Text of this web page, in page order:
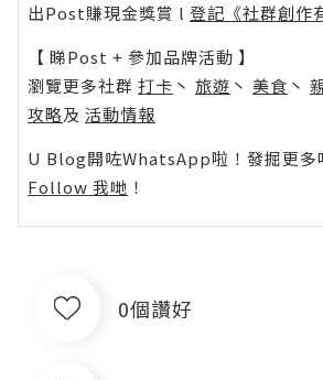
出Post賺現金獎賞 l 登記《社群創作
【 睇Post + 參加品牌活動 】
瀏覽更多社群 打卡 丶 旅遊 丶 美食 丶
攻略及 活動情報
U Blog開咗WhatsApp啦！發掘更多
Follow 我哋 ！
0個讚好